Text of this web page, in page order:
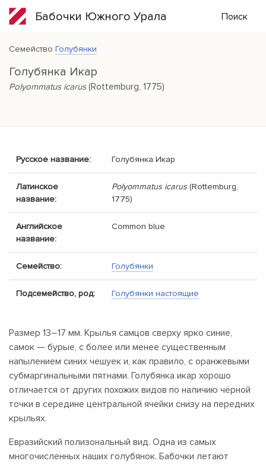
Бабочки Южного Урала Поиск
Семейство Голубянки
Голубянка Икар
Polyommatus icarus(Rottemburg, 1775)
Русское название: Голубянка Икар
Латинское
название:
Polyommatus icarus (Rottemburg,
1775)
Английское
название:
Common blue
Семейство: Голубянки
Подсемейство, род: Голубянки настоящие
Размер 13–17 мм. Крылья самцов сверху ярко синие,
самок — бурые, с более или менее существенным
напылением синих чешуек и, как правило, с оранжевыми
субмаргинальными пятнами. Голубянка икар хорошо
отличается от других похожих видов по наличию чёрной
точки в середине центральной ячейки снизу на передних
крыльях.
Евразийский полизональный вид. Одна из самых
многочисленных наших голубянок. Бабочки летают